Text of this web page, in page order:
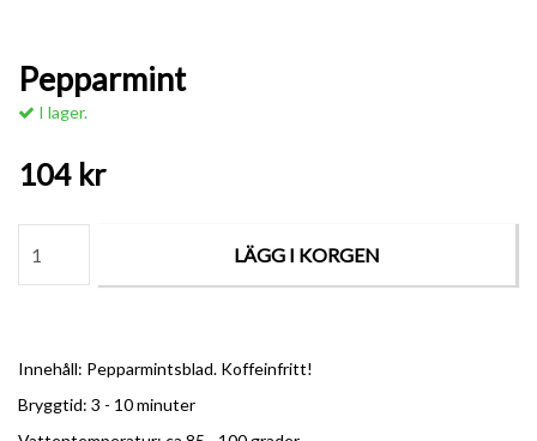
Pepparmint
I lager.
104 kr
LÄGG I KORGEN
Innehåll: Pepparmintsblad. Koffeinfritt!
Bryggtid: 3 - 10 minuter